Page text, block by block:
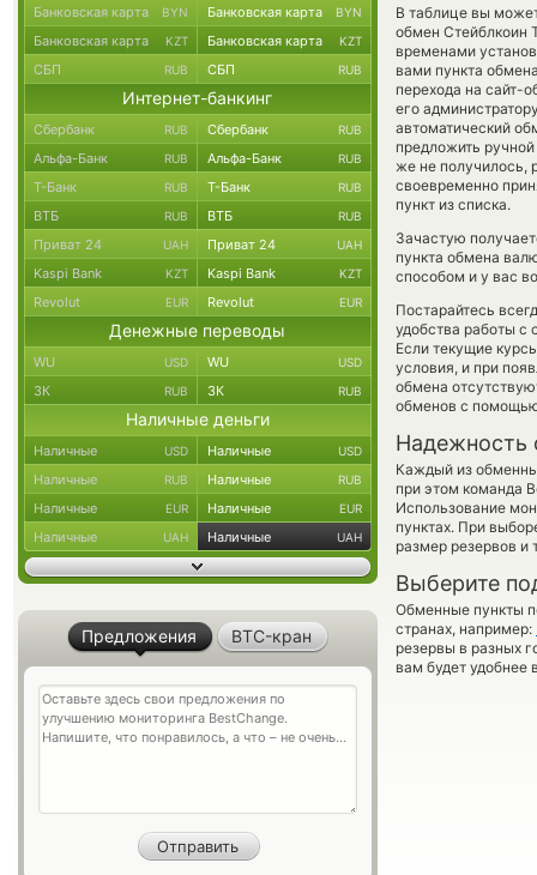
В таблице вы
обмен Стейблкоин
временами
вами пункта
перехода на сайт-
его
автоматический
предложить
же не получилось,
своевременно
пункт из списка.
Зачастую
пункта обмена
способом и у вас
Постарайтесь
удобства работы с
Если текущие
условия, и при
обмена
обменов с
Надежность
Каждый из
при этом команда
Использование
пунктах. При
размер резервов и
Выберите
Обменные пункты
странах, например:
резервы в разных
вам будет удобнее
Банковская карта BYN Банковская карта BYN
Банковская карта KZT Банковская карта KZT
СБП RUB СБП RUB
Интернет-банкинг
Сбербанк RUB Сбербанк RUB
Альфа-Банк RUB Альфа-Банк RUB
Т-Банк RUB Т-Банк RUB
ВТБ RUB ВТБ RUB
Приват 24 UAH Приват 24 UAH
Kaspi Bank KZT Kaspi Bank KZT
Revolut EUR Revolut EUR
Денежные переводы
WU USD WU USD
ЗК RUB ЗК RUB
Наличные деньги
Наличные USD Наличные USD
Наличные RUB Наличные RUB
Наличные EUR Наличные EUR
Наличные UAH Наличные UAH
Предложения BTC-кран